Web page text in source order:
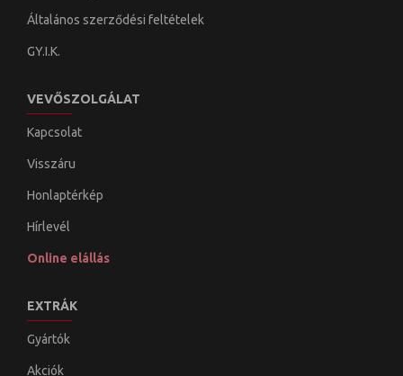
Általános szerződési feltételek
GY.I.K.
VEVŐSZOLGÁLAT
Kapcsolat
Visszáru
Honlaptérkép
Hírlevél
Online elállás
EXTRÁK
Gyártók
Akciók